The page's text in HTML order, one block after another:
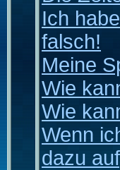
Ich
falsch!
Meine
Wie
Wie
Wenn
dazu